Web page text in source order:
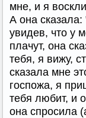
мне, и я
А она
увидев, что у
плачут, она
тебя, я вижу,
сказала мне
госпожа, я
тебя любит, и
она спросила